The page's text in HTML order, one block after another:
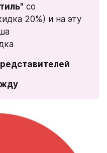
со
20%) и на эту